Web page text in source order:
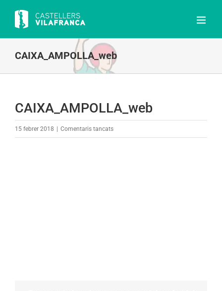
content
CAIXA_AMPOLLA_web
CAIXA_AMPOLLA_web
15 febrer 2018 Comentaris tancatsa